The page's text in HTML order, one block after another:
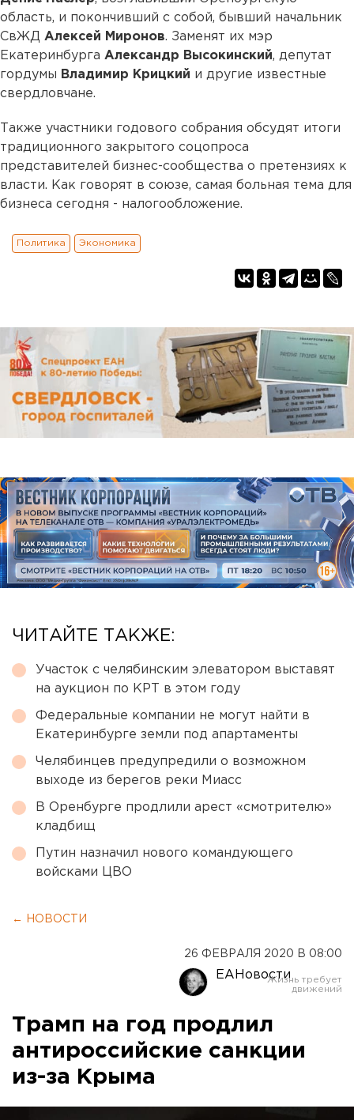
область, и покончивший с собой, бывший начальник
СвЖД Алексей Миронов. Заменят их мэр
Екатеринбурга Александр Высокинский, депутат
гордумы Владимир Крицкий и другие известные
свердловчане.
Также участники годового собрания обсудят итоги
традиционного закрытого соцопроса
представителей бизнес-сообщества о претензиях к
власти. Как говорят в союзе, самая больная тема для
бизнеса сегодня - налогообложение.
Политика Экономика
ЧИТАЙТЕ ТАКЖЕ:
Участок с челябинским элеватором выставят
на аукцион по КРТ в этом году
Федеральные компании не могут найти в
Екатеринбурге земли под апартаменты
Челябинцев предупредили о возможном
выходе из берегов реки Миасс
В Оренбурге продлили арест «смотрителю»
кладбищ
Путин назначил нового командующего
войсками ЦВО
← НОВОСТИ
26 ФЕВРАЛЯ 2020 В 08:00
ЕАНовости
Трамп на год продлил
антироссийские санкции
из-за Крыма